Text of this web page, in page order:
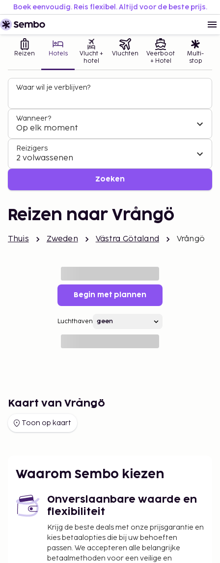
Boek eenvoudig. Reis flexibel. Altijd voor de beste prijs.
Reizen Hotels
Vlucht +
hotel
Vluchten
Veerboot
+ Hotel
Multi-
stop
Waar wil je verblijven?
Wanneer?
Op elk moment
Reizigers
2 volwassenen
Zoeken
Reizen naar Vrångö
Thuis Zweden Västra Götaland Vrångö
Begin met plannen
Luchthaven
Kaart van Vrångö
Toon op kaart
Waarom Sembo kiezen
Onverslaanbare waarde en
flexibiliteit
Krijg de beste deals met onze prijsgarantie en
kies betaalopties die bij uw behoeften
passen. We accepteren alle belangrijke
betaalmethoden voor een veilige en